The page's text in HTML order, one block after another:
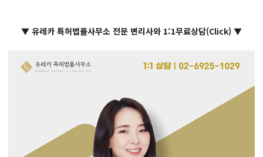
▼ 유레카 특허법률사무소 전문 변리사와 1:1무료상담(Click) ▼